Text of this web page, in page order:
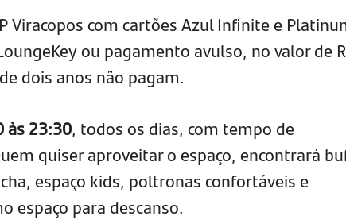
Viracopos com cartões Azul Infinite e
ou pagamento avulso, no valor de
dois anos não pagam.
às 23:30, todos os dias, com tempo de
quiser aproveitar o espaço, encontrará
espaço kids, poltronas confortáveis e
espaço para descanso.